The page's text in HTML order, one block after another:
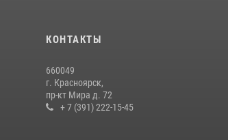
КОНТАКТЫ
660049
г. Красноярск,
пр-кт Мира д. 72
+ 7 (391) 222-15-45